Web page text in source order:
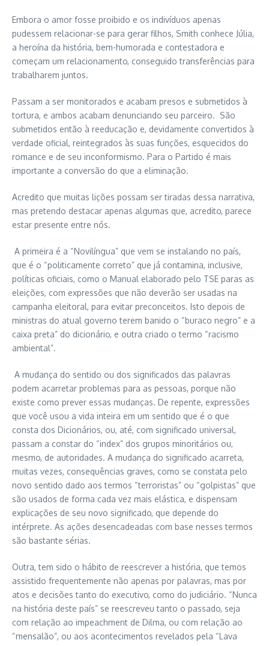
Embora o amor fosse proibido e os indivíduos apenas
pudessem relacionar-se para gerar filhos, Smith conhece Júlia,
a heroína da história, bem-humorada e contestadora e
começam um relacionamento, conseguido transferências para
trabalharem juntos.
Passam a ser monitorados e acabam presos e submetidos à
tortura, e ambos acabam denunciando seu parceiro. São
submetidos então à reeducação e, devidamente convertidos à
verdade oficial, reintegrados às suas funções, esquecidos do
romance e de seu inconformismo. Para o Partido é mais
importante a conversão do que a eliminação.
Acredito que muitas lições possam ser tiradas dessa narrativa,
mas pretendo destacar apenas algumas que, acredito, parece
estar presente entre nós.
A primeira é a “Novilíngua” que vem se instalando no país,
que é o “politicamente correto” que já contamina, inclusive,
políticas oficiais, como o Manual elaborado pelo TSE paras as
eleições, com expressões que não deverão ser usadas na
campanha eleitoral, para evitar preconceitos. Isto depois de
ministras do atual governo terem banido o “buraco negro” e a
caixa preta” do dicionário, e outra criado o termo “racismo
ambiental”.
A mudança do sentido ou dos significados das palavras
podem acarretar problemas para as pessoas, porque não
existe como prever essas mudanças. De repente, expressões
que você usou a vida inteira em um sentido que é o que
consta dos Dicionários, ou, até, com significado universal,
passam a constar do “index” dos grupos minoritários ou,
mesmo, de autoridades. A mudança do significado acarreta,
muitas vezes, consequências graves, como se constata pelo
novo sentido dado aos termos “terroristas” ou “golpistas” que
são usados de forma cada vez mais elástica, e dispensam
explicações de seu novo significado, que depende do
intérprete. As ações desencadeadas com base nesses termos
são bastante sérias.
Outra, tem sido o hábito de reescrever a história, que temos
assistido frequentemente não apenas por palavras, mas por
atos e decisões tanto do executivo, como do judiciário. “Nunca
na história deste país” se reescreveu tanto o passado, seja
com relação ao impeachment de Dilma, ou com relação ao
“mensalão”, ou aos acontecimentos revelados pela “Lava